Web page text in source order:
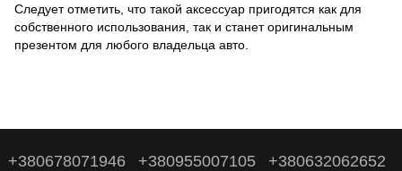
Следует отметить, что такой аксессуар пригодятся как для
собственного использования, так и станет оригинальным
презентом для любого владельца авто.
+380678071946 +380955007105 +380632062652